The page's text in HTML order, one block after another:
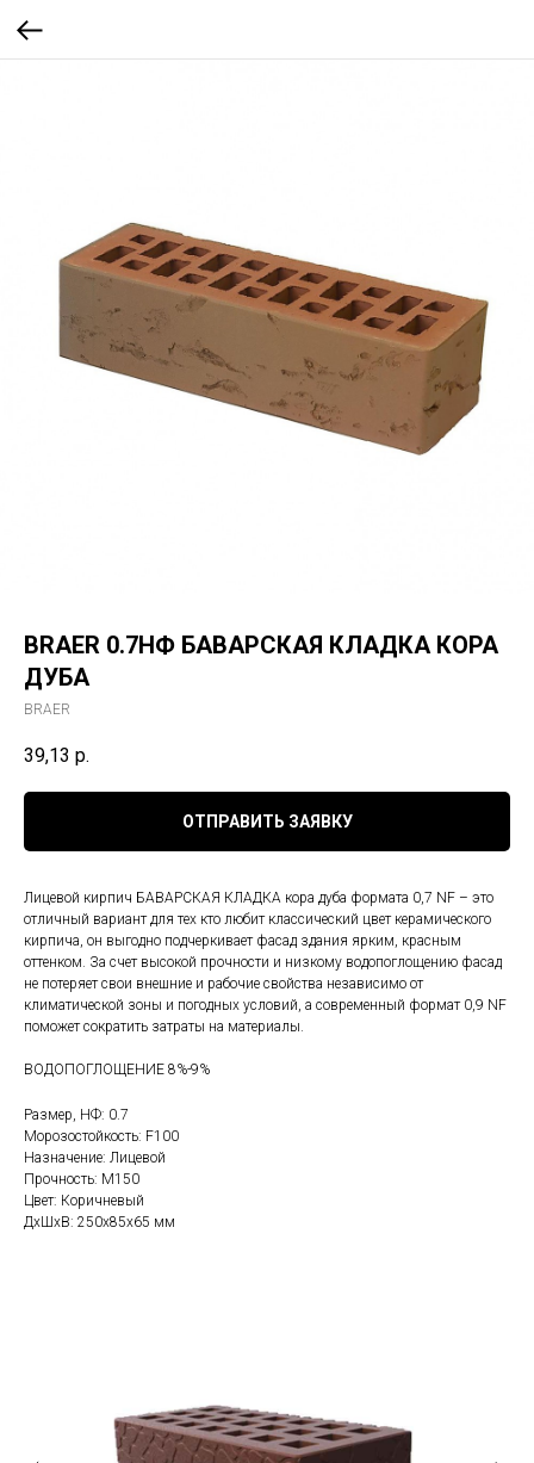
BRAER 0.7НФ БАВАРСКАЯ КЛАДКА КОРА
ДУБА
BRAER
39,13 р.
ОТПРАВИТЬ ЗАЯВКУ
Лицевой кирпич БАВАРСКАЯ КЛАДКА кора дуба формата 0,7 NF – это
отличный вариант для тех кто любит классический цвет керамического
кирпича, он выгодно подчеркивает фасад здания ярким, красным
оттенком. За счет высокой прочности и низкому водопоглощению фасад
не потеряет свои внешние и рабочие свойства независимо от
климатической зоны и погодных условий, а современный формат 0,9 NF
поможет сократить затраты на материалы.
ВОДОПОГЛОЩЕНИЕ 8%-9%
Размер, НФ: 0.7
Морозостойкость: F100
Назначение: Лицевой
Прочность: М150
Цвет: Коричневый
ДxШxВ: 250x85x65 мм